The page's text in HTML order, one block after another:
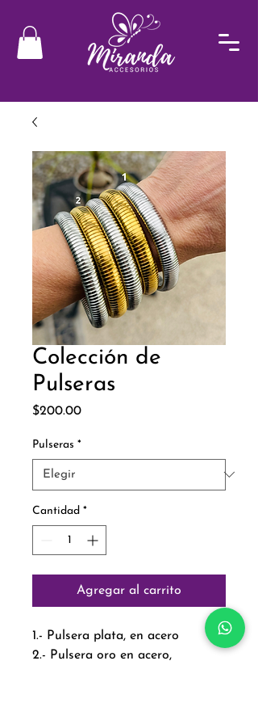
Colección de
Pulseras
$200.00Precio
Pulseras *
Cantidad *
Agregar al carrito
1.- Pulsera plata, en acero
2.- Pulsera oro en acero,